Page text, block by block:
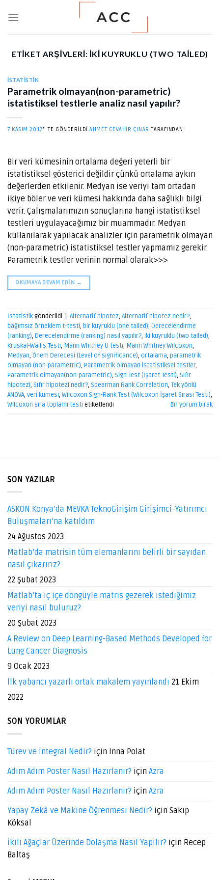
ETIKET ARŞIVLERI: IKI KUYRUKLU (TWO TAILED)
İSTATISTIK
Parametrik olmayan(non-parametric)
istatistiksel testlerle analiz nasıl yapılır?
7 KASIM 2017’' TE GÖNDERILDI AHMET CEVAHIR ÇINAR TARAFINDAN
Bir veri kümesinin ortalama değeri yeterli bir
istatistiksel gösterici değildir çünkü ortalama aykırı
değerlerden etkilenir. Medyan ise veriyi tam ortadan
ikiye böler ve veri kümesi hakkında daha sağlıklı bilgi
verir. Çalışmalarımızın sonuçlarına hangi istatistiksel
testleri uygulayacağımız bir muammadır. Medyan
kullanılarak yapılacak analizler için parametrik olmayan
(non-parametric) istatistiksel testler yapmamız gerekir.
Parametrik testler verinin normal olarak>>>
OKUMAYA DEVAM EDIN →
İstatistikgönderildi Alternatif hipotez, Alternatif hipotez nedir?,
bağımsız örneklem t-testi, bir kuyruklu (one tailed), Derecelendirme
(ranking), Derecelendirme (ranking) nasıl yapılır?, iki kuyruklu (two tailed),
Kruskal-Wallis Testi, Mann Whitney U testi, Mann Whitney Wilcoxon,
Medyan, Önem Derecesi (Level of significance), ortalama, parametrik
olmayan (non-parametric), Parametrik olmayan istatistiksel testler,
Parametrik olmayan(non-parametric), Sign Test (İşaret Testi), Sıfır
hipotezi, Sıfır hipotezi nedir?, Spearman Rank Correlation, Tek yönlü
ANOVA, veri kümesi, Wilcoxon Sign-Rank Test (Wilcoxon İşaret Sırası Testi),
Wilcoxon sıra toplamı testi etiketlendi Bir yorum bırak
SON YAZILAR
ASKON Konya’da MEVKA TeknoGirişim Girişimci-Yatırımcı
Buluşmaları’na katıldım
24 Ağustos 2023
Matlab’da matrisin tüm elemanlarını belirli bir sayıdan
nasıl çıkarırız?
22 Şubat 2023
Matlab’ta iç içe döngüyle matris gezerek istediğimiz
veriyi nasıl buluruz?
20 Şubat 2023
A Review on Deep Learning-Based Methods Developed for
Lung Cancer Diagnosis
9 Ocak 2023
İlk yabancı yazarlı ortak makalem yayınlandı 21 Ekim
2022
SON YORUMLAR
Türev ve İntegral Nedir? için Inna Polat
Adım Adım Poster Nasıl Hazırlanır? için Azra
Adım Adım Poster Nasıl Hazırlanır? için Azra
Yapay Zekâ ve Makine Öğrenmesi Nedir? için Sakıp
Köksal
İkili Ağaçlar Üzerinde Dolaşma Nasıl Yapılır? için Recep
Baltaş